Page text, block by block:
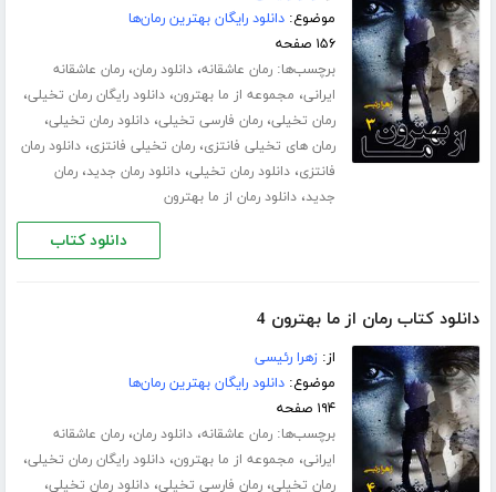
موضوع:دانلود رایگان بهترین رمان‌ها
۱۵۶ صفحه
برچسب‌ها:رمان عاشقانه،دانلود رمان،رمان عاشقانه
ایرانی، مجموعه از ما بهترون،دانلود رایگان رمان تخیلی،
رمان تخیلی،رمان فارسی تخیلی،دانلود رمان تخیلی،
رمان های تخیلی فانتزی،رمان تخیلی فانتزی،دانلود رمان
فانتزی،دانلود رمان تخیلی،دانلود رمان جدید،رمان
جدید،دانلود رمان از ما بهترون
دانلود کتاب
دانلود کتاب رمان از ما بهترون 4
از:زهرا رئیسی
موضوع:دانلود رایگان بهترین رمان‌ها
۱۹۴ صفحه
برچسب‌ها:رمان عاشقانه،دانلود رمان،رمان عاشقانه
ایرانی، مجموعه از ما بهترون،دانلود رایگان رمان تخیلی،
رمان تخیلی،رمان فارسی تخیلی،دانلود رمان تخیلی،